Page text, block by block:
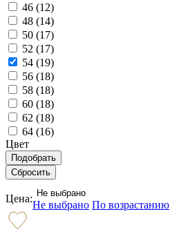
46 (12)
48 (14)
50 (17)
52 (17)
54 (19)
56 (18)
58 (18)
60 (18)
62 (18)
64 (16)
Цвет
Цена: Не выбрано
Не выбрано По возрастанию